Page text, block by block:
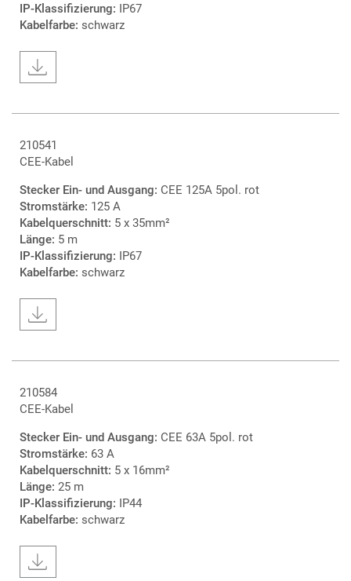
IP-Klassifizierung: IP67
Kabelfarbe: schwarz
210541
CEE-Kabel
Stecker Ein- und Ausgang: CEE 125A 5pol. rot
Stromstärke: 125 A
Kabelquerschnitt: 5 x 35mm²
Länge: 5 m
IP-Klassifizierung: IP67
Kabelfarbe: schwarz
210584
CEE-Kabel
Stecker Ein- und Ausgang: CEE 63A 5pol. rot
Stromstärke: 63 A
Kabelquerschnitt: 5 x 16mm²
Länge: 25 m
IP-Klassifizierung: IP44
Kabelfarbe: schwarz